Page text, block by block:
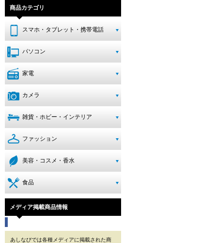
商品カテゴリ
スマホ・タブレット・携帯電話
パソコン
家電
カメラ
雑貨・ホビー・インテリア
ファッション
美容・コスメ・香水
食品
メディア掲載商品情報
あしなびでは各種メディアに掲載された商